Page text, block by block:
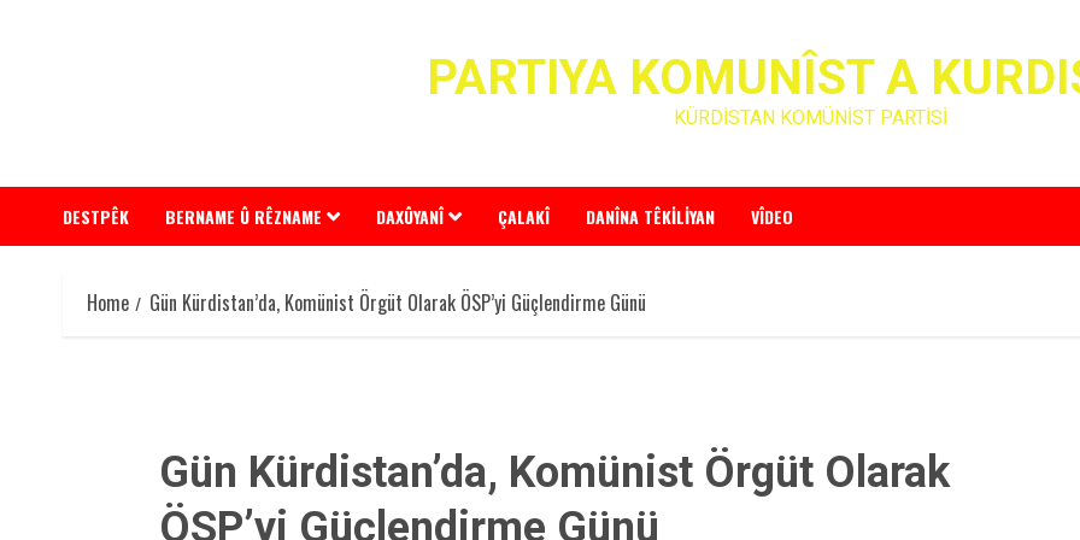
PARTIYA KOMUNÎST A
KÜRDİSTAN KOMÜNİST PARTİSİ
DESTPÊK BERNAME Û RÊZNAME DAXÛYANÎ ÇALAKÎ DANÎNA TÊKILIYAN VÎDEO
Home Gün Kürdistan’da, Komünist Örgüt Olarak ÖSP’yi Güçlendirme Günü
Gün Kürdistan’da, Komünist Örgüt Olarak
ÖSP’yi Güçlendirme Günü